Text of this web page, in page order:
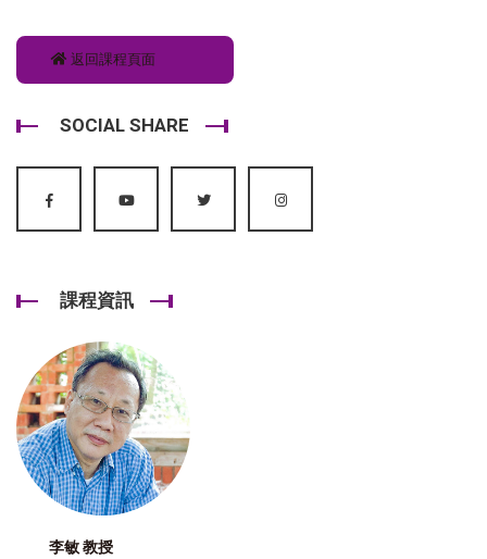
返回課程頁面
SOCIAL SHARE
課程資訊
李敏 教授